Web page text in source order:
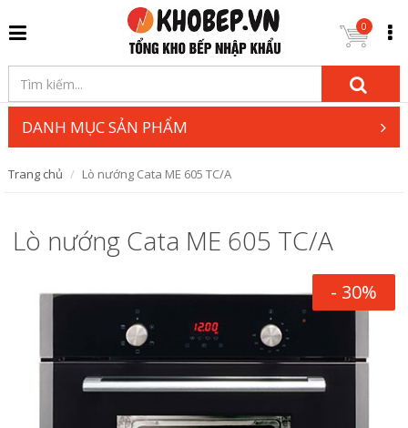
0
DANH MỤC SẢN PHẨM
Trang chủ Lò nướng Cata ME 605 TC/A
Lò nướng Cata ME 605 TC/A
- 30%